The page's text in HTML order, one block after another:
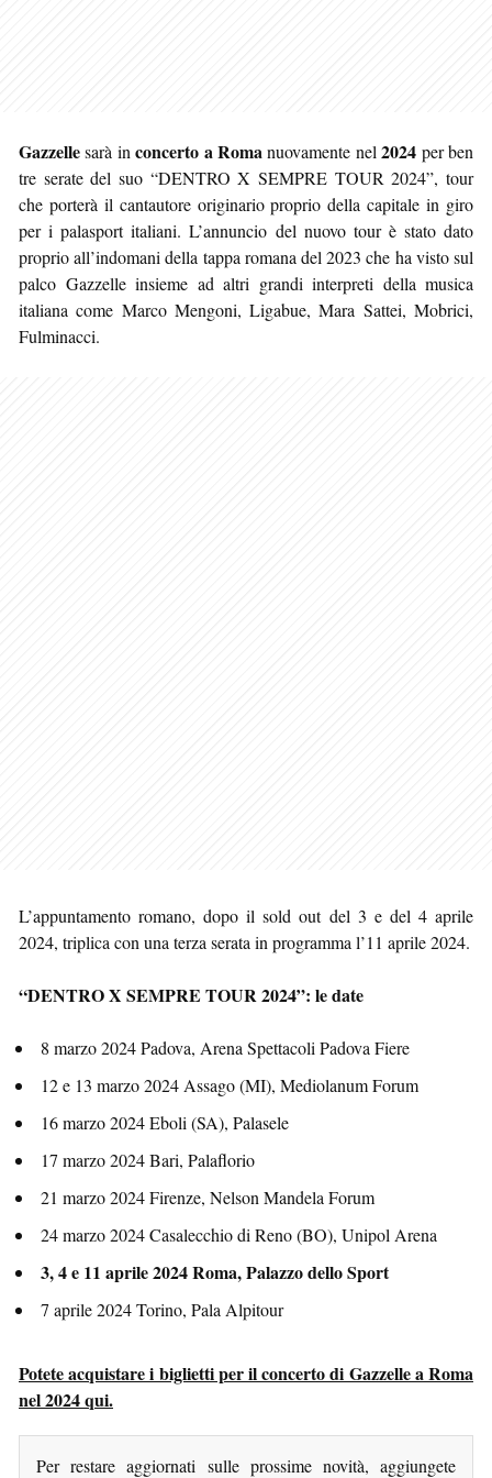
Gazzellesarà inconcerto a Romanuovamente nel2024 per ben
tre serate del suo “DENTRO X SEMPRE TOUR 2024”, tour
che porterà il cantautore originario proprio della capitale in giro
per i palasport italiani. L’annuncio del nuovo tour è stato dato
proprio all’indomani della tappa romana del 2023 che ha visto sul
palco Gazzelle insieme ad altri grandi interpreti della musica
italiana come Marco Mengoni, Ligabue, Mara Sattei, Mobrici,
Fulminacci.
L’appuntamento romano, dopo il sold out del 3 e del 4 aprile
2024, triplica con una terza serata in programma l’11 aprile 2024.
“DENTRO X SEMPRE TOUR 2024”: le date
8 marzo 2024 Padova, Arena Spettacoli Padova Fiere
12 e 13 marzo 2024 Assago (MI), Mediolanum Forum
16 marzo 2024 Eboli (SA), Palasele
17 marzo 2024 Bari, Palaflorio
21 marzo 2024 Firenze, Nelson Mandela Forum
24 marzo 2024 Casalecchio di Reno (BO), Unipol Arena
3, 4 e 11 aprile 2024 Roma, Palazzo dello Sport
7 aprile 2024 Torino, Pala Alpitour
Potete acquistare i biglietti per il concerto di Gazzelle a Roma
nel 2024 qui.
Per restare aggiornati sulle prossime novità, aggiungete